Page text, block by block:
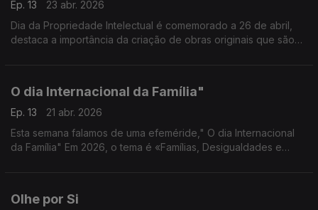
Ep. 13
23 abr. 2026
Dia da Propriedade Intelectual é comemorado a 26 de abril,
destaca a importância da criação de obras originais que são
O dia Internacional da Família"
Ep. 13
21 abr. 2026
Esta semana falamos de uma efeméride," O dia Internacional
da Família" Em 2026, o tema é «Famílias, Desigualdades e
Olhe por Si